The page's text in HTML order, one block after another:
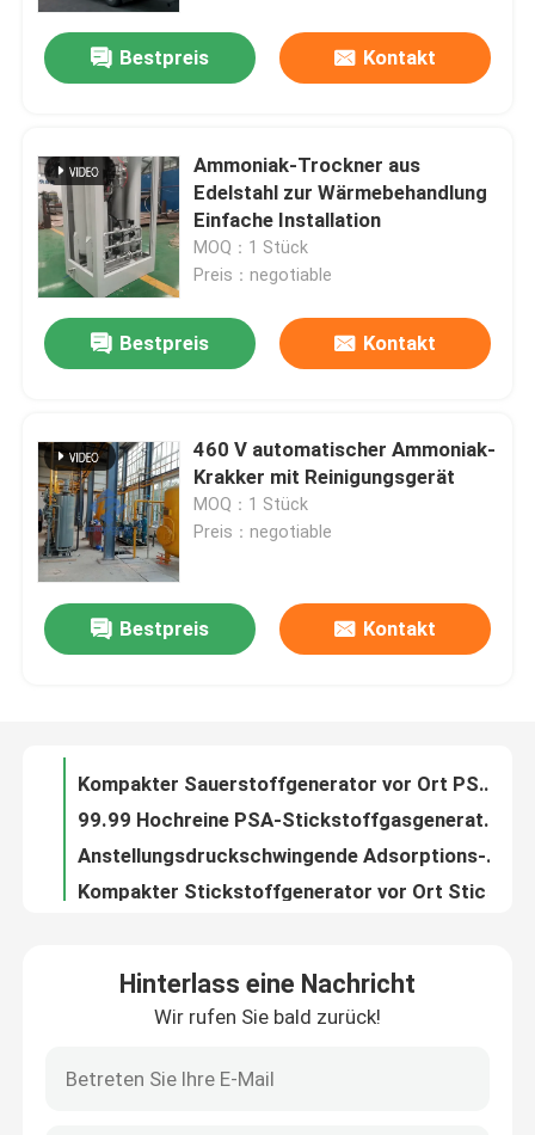
Zu Hause
Produkte
Kontakt mit uns
Neuigkeiten
Bitte um ein Angebot
Bestpreis Kontakt
Ammoniak-Trockner aus
Edelstahl zur Wärmebehandlung
Einfache Installation
MOQ：1 Stück
Preis：negotiable
Bestpreis Kontakt
460 V automatischer Ammoniak-
Krakker mit Reinigungsgerät
MOQ：1 Stück
Preis：negotiable
Bestpreis Kontakt
ISO13485 Medizinisch zertifizierter PSA Medizinischer Sauerstoffgenerator für Krankenhäuser
Automatische Ammoniak-Krackeranlage Ammoniak-Krackeranlage Niedriger Verbrauch
Hinterlass eine Nachricht
Wir rufen Sie bald zurück!